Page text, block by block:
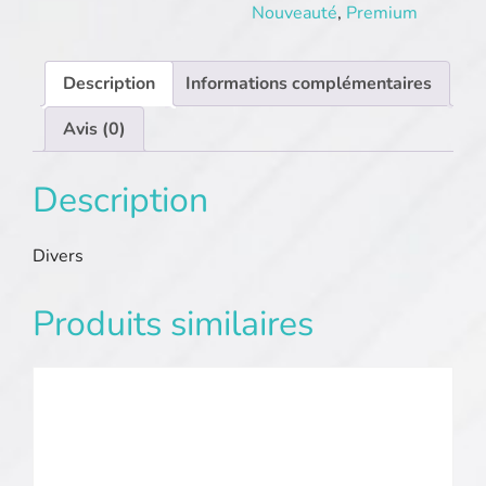
Nouveauté, Premium
Description
Informations complémentaires
Avis (0)
Description
Divers
Produits similaires